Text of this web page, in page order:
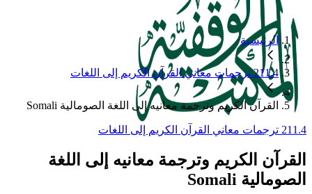
الرئيسية
211.4 ترجمات معاني القرآن الكريم إلى اللغات
القرآن الكريم وترجمة معانيه إلى اللغة الصومالية Somali
211.4 ترجمات معاني القرآن الكريم إلى اللغات
القرآن الكريم وترجمة معانيه إلى اللغة
الصومالية Somali